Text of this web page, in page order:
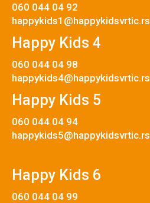
060 044 04 92
happykids1@happykidsvrtic.rs
Happy Kids 4
060 044 04 98
happykids4@happykidsvrtic.rs
Happy Kids 5
060 044 04 94
happykids5@happykidsvrtic.rs
Happy Kids 6
060 044 04 99